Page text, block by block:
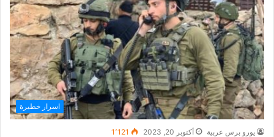
اسرار خطيرة
يورو برس عربية أكتوبر 20, 2023 1٬121